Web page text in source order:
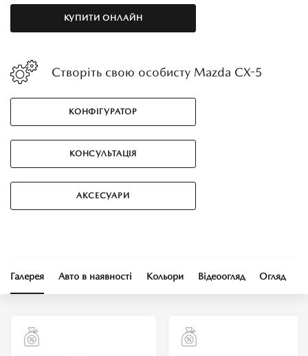
КУПИТИ ОНЛАЙН
Створіть свою особисту Mazda CX-5
КОНФІГУРАТОР
КОНСУЛЬТАЦІЯ
АКСЕСУАРИ
Галерея Авто в наявності Кольори Відеоогляд Огляд